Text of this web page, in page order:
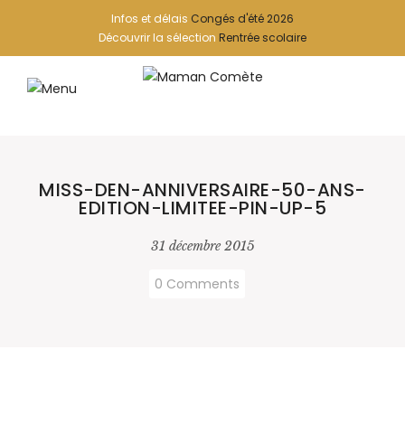
Infos et délais Congés d'été 2026
Découvrir la sélection Rentrée scolaire
MISS-DEN-ANNIVERSAIRE-50-ANS-
EDITION-LIMITEE-PIN-UP-5
31 décembre 2015
0 Comments